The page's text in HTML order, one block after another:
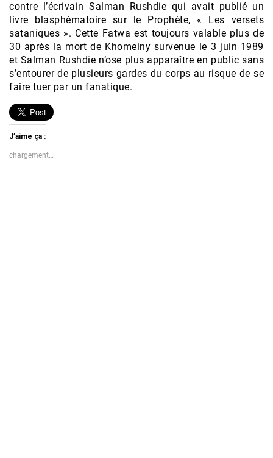
contre l’écrivain Salman Rushdie qui avait publié un
livre blasphématoire sur le Prophète, « Les versets
sataniques ». Cette Fatwa est toujours valable plus de
30 après la mort de Khomeiny survenue le 3 juin 1989
et Salman Rushdie n’ose plus apparaître en public sans
s’entourer de plusieurs gardes du corps au risque de se
faire tuer par un fanatique.
J’aime ça :
chargement…